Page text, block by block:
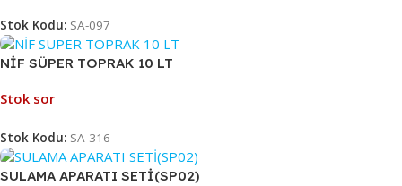
Stok Kodu: SA-097
NİF SÜPER TOPRAK 10 LT
Stok sor
Stok Kodu: SA-316
SULAMA APARATI SETİ(SP02)